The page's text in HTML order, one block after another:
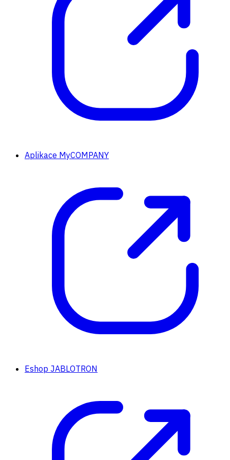
Aplikace MyCOMPANY
Eshop JABLOTRON